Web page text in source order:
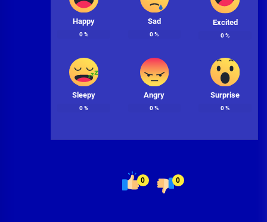
Happy
0%
Sad
0%
Excited
0%
Sleepy
0%
Angry
0%
Surprise
0%
0 0